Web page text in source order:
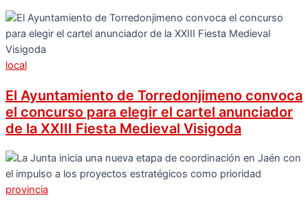
local
El Ayuntamiento de Torredonjimeno convoca
el concurso para elegir el cartel anunciador
de la XXIII Fiesta Medieval Visigoda
provincia